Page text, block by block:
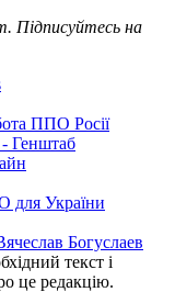
Підписуйтесь на
ППО Росії
Генштаб
для України
Богуслаев
текст і
це редакцію.